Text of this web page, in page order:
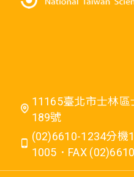
11165臺北市士林區
189號
(02)6610-1234分機
1005．FAX